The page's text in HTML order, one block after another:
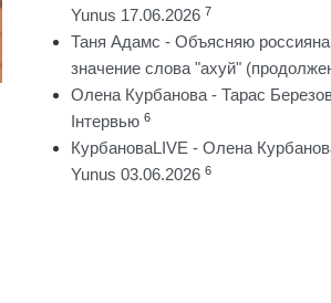
Yunus 17.06.2026 7
Таня Адамс - Объясняю
значение слова "ахуй"
Олена Курбанова - Тарас
Інтервью 6
КурбановаLIVE - Олена
Yunus 03.06.2026 6